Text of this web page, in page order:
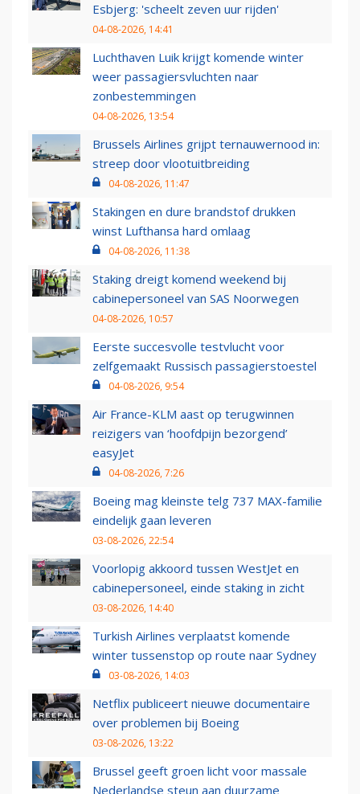
Esbjerg: 'scheelt zeven uur rijden'
04-08-2026, 14:41
Luchthaven Luik krijgt komende winter
weer passagiersvluchten naar
zonbestemmingen
04-08-2026, 13:54
Brussels Airlines grijpt ternauwernood in:
streep door vlootuitbreiding
04-08-2026, 11:47
Stakingen en dure brandstof drukken
winst Lufthansa hard omlaag
04-08-2026, 11:38
Staking dreigt komend weekend bij
cabinepersoneel van SAS Noorwegen
04-08-2026, 10:57
Eerste succesvolle testvlucht voor
zelfgemaakt Russisch passagierstoestel
04-08-2026, 9:54
Air France-KLM aast op terugwinnen
reizigers van ‘hoofdpijn bezorgend’
easyJet
04-08-2026, 7:26
Boeing mag kleinste telg 737 MAX-familie
eindelijk gaan leveren
03-08-2026, 22:54
Voorlopig akkoord tussen WestJet en
cabinepersoneel, einde staking in zicht
03-08-2026, 14:40
Turkish Airlines verplaatst komende
winter tussenstop op route naar Sydney
03-08-2026, 14:03
Netflix publiceert nieuwe documentaire
over problemen bij Boeing
03-08-2026, 13:22
Brussel geeft groen licht voor massale
Nederlandse steun aan duurzame